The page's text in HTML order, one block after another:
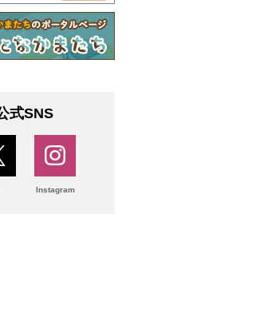
式SNS
Instagram